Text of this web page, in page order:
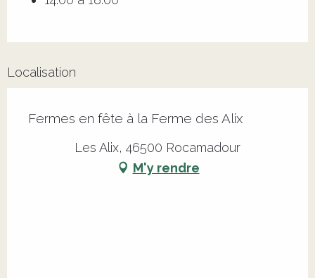
Localisation
Fermes en fête à la Ferme des Alix
Les Alix, 46500 Rocamadour
M'y rendre